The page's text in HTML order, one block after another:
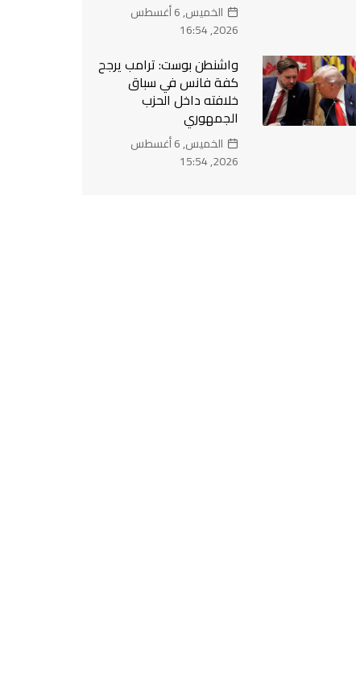
الخميس, 6 أغسطس
2026, 16:54
واشنطن بوست: ترامب يرجح
كفة فانس في سباق
خلافته داخل الحزب
الجمهوري
الخميس, 6 أغسطس
2026, 15:54